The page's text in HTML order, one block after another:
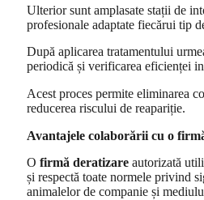
Ulterior sunt amplasate stații de
profesionale adaptate fiecărui tip
După aplicarea tratamentului
periodică și verificarea eficienței
Acest proces permite eliminarea
reducerea riscului de reapariție.
Avantajele colaborării cu o
O firmă deratizare autorizată
și respectă toate normele privind
animalelor de companie și